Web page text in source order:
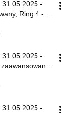
31.05.2025 -
Ring 4 -
zespoły
31.05.2025 -
31.05.2025 -